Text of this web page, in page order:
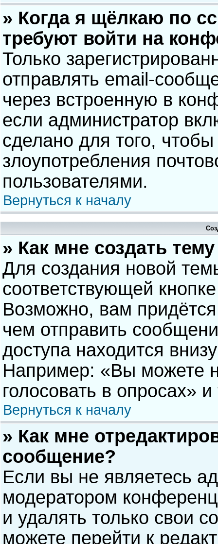
» Когда я щёлкаю по
требуют войти на
Только
отправлять email-
через встроенную в
если администратор
сделано для того, чтобы
злоупотребления
пользователями.
Вернуться к началу
» Как мне создать
Для создания новой
соответствующей
Возможно, вам
чем отправить
доступа находится
Например: «Вы можете
голосовать в опросах» и
Вернуться к началу
» Как мне
сообщение?
Если вы не являетесь
модератором
и удалять только свои
можете перейти к